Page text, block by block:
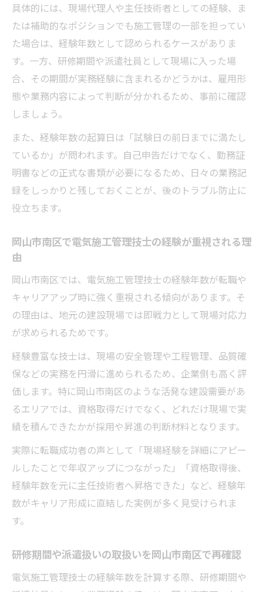
現場経験を資格取得と転職へ自在に活かす秘訣
岡山市南区で電気施工管理技士の現場経験
を最大活用
転職活動に有利な岡山市南区の電気施工管
理技士経験の活かし方
現場経験を岡山市南区で資格取得に直結さ
せるテクニック
岡山市南区の電気施工管理技士経験が転職
市場で評価される理由
資格取得後の岡山市南区でのキャリアアッ
プ戦略
ド
算の注意点
見落としがちな実務経験の除外期間を岡山
市南区で確認
岡山市南区の電気施工管理技士試験日前日
までのカウント方法
経験年数の重複計算に注意する岡山市南区
での実例
岡山市南区で電気施工管理技士経験証明書
の記載ミス防止策
岡山市南区でキャリア安定へ導く資格取得術
岡山市南区の電気施工管理技士資格が安定
キャリアの鍵
資格取得後の岡山市南区での働き方と将来
岡山市南区の電気施工管理技士が転職で有
年齢や未経験者も岡山市南区で資格取得は
具体的には、現場代理人や主任技術者としての経験、ま
たは補助的なポジションでも施工管理の一部を担ってい
た場合は、経験年数として認められるケースがありま
す。一方、研修期間や派遣社員として現場に入った場
合、その期間が実務経験に含まれるかどうかは、雇用形
態や業務内容によって判断が分かれるため、事前に確認
しましょう。
また、経験年数の起算日は「試験日の前日までに満たし
ているか」が問われます。自己申告だけでなく、勤務証
明書などの正式な書類が必要になるため、日々の業務記
録をしっかりと残しておくことが、後のトラブル防止に
役立ちます。
岡山市南区で電気施工管理技士の経験が重視される理
由
岡山市南区では、電気施工管理技士の経験年数が転職や
キャリアアップ時に強く重視される傾向があります。そ
の理由は、地元の建設現場では即戦力として現場対応力
が求められるためです。
経験豊富な技士は、現場の安全管理や工程管理、品質確
保などの実務を円滑に進められるため、企業側も高く評
価します。特に岡山市南区のような活発な建設需要があ
るエリアでは、資格取得だけでなく、どれだけ現場で実
績を積んできたかが採用や昇進の判断材料となります。
実際に転職成功者の声として「現場経験を詳細にアピー
ルしたことで年収アップにつながった」「資格取得後、
経験年数を元に主任技術者へ昇格できた」など、経験年
数がキャリア形成に直結した実例が多く見受けられま
す。
研修期間や派遣扱いの取扱いを岡山市南区で再確認
電気施工管理技士の経験年数を計算する際、研修期間や